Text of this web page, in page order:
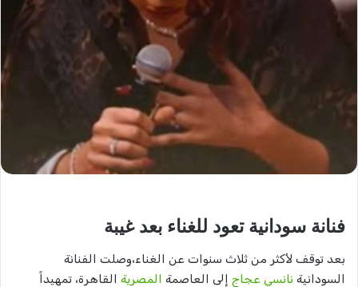
فنانة سودانية تعود للغناء بعد غيبة
بعد توقف لأكثر من ثلاث سنوات عن الغناء،وصلت الفنانة
السودانية نانسي عجاج إلى العاصمة المصرية القاهرة، تمهيداً